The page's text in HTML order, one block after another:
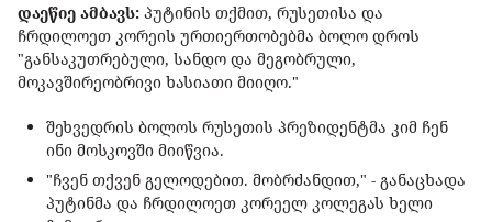
დაეწიე ამბავს: პუტინის თქმით, რუსეთისა და
ჩრდილოეთ კორეის ურთიერთობებმა ბოლო დროს
"განსაკუთრებული, სანდო და მეგობრული,
მოკავშირეობრივი ხასიათი მიიღო."
შეხვედრის ბოლოს რუსეთის პრეზიდენტმა კიმ ჩენ
ინი მოსკოვში მიიწვია.
"ჩვენ თქვენ გელოდებით. მობრძანდით," - განაცხადა
პუტინმა და ჩრდილოეთ კორეელ კოლეგას ხელი